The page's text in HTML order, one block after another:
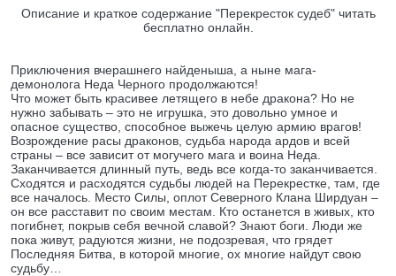
Описание и краткое содержание "Перекресток судеб" читать
бесплатно онлайн.
Приключения вчерашнего найденыша, а ныне мага-
демонолога Неда Черного продолжаются!
Что может быть красивее летящего в небе дракона? Но не
нужно забывать – это не игрушка, это довольно умное и
опасное существо, способное выжечь целую армию врагов!
Возрождение расы драконов, судьба народа ардов и всей
страны – все зависит от могучего мага и воина Неда.
Заканчивается длинный путь, ведь все когда-то заканчивается.
Сходятся и расходятся судьбы людей на Перекрестке, там, где
все началось. Место Силы, оплот Северного Клана Ширдуан –
он все расставит по своим местам. Кто останется в живых, кто
погибнет, покрыв себя вечной славой? Знают боги. Люди же
пока живут, радуются жизни, не подозревая, что грядет
Последняя Битва, в которой многие, ох многие найдут свою
судьбу…